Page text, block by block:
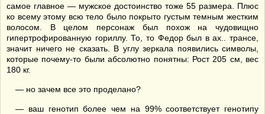
самое главное — мужское достоинство тоже 55 размера. Плюс
ко всему этому всю тело было покрыто густым темным жестким
волосом. В целом персонаж был похож на чудовищно
гипертрофированную гориллу. То, то Федор был в ах.. трансе,
значит ничего не сказать. В углу зеркала появились символы,
которые почему-то были абсолютно понятны: Рост 205 см, вес
180 кг.
— но зачем все это проделано?
— ваш генотип более чем на 99% соответствует генотипу